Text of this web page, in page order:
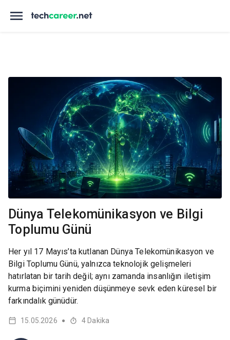
Dünya Telekomünikasyon ve Bilgi
Toplumu Günü
Her yıl 17 Mayıs’ta kutlanan Dünya Telekomünikasyon ve
Bilgi Toplumu Günü, yalnızca teknolojik gelişmeleri
hatırlatan bir tarih değil; aynı zamanda insanlığın iletişim
kurma biçimini yeniden düşünmeye sevk eden küresel bir
farkındalık günüdür.
15.05.2026 ● 4 Dakika